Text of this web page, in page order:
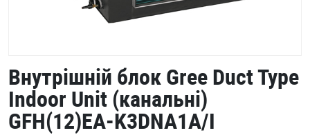
Внутрішній блок Gree Duct Type
Indoor Unit (канальні)
GFH(12)EA-K3DNA1A/I